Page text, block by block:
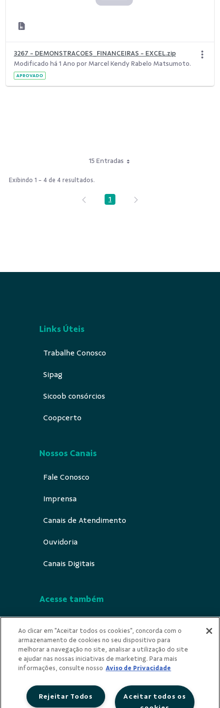
3267 - DEMONSTRACOES_FINANCEIRAS - EXCEL.zip
Modificado há 1 Ano por Marcel Kendy Rabelo Matsumoto.
APROVADO
15 Entradas
Exibindo 1 - 4 de 4 resultados.
Página
1
Links Úteis
Trabalhe Conosco
Sipag
Sicoob consórcios
Coopcerto
Nossos Canais
Fale Conosco
Imprensa
Canais de Atendimento
Ouvidoria
Canais Digitais
Acesse também
Indícios de Ilicitude
Privacidade
Ao clicar em "Aceitar todos os cookies", concorda com o
armazenamento de cookies no seu dispositivo para
melhorar a navegação no site, analisar a utilização do site
e ajudar nas nossas iniciativas de marketing. Para mais
informações, consulte nosso Aviso de Privacidade
Aceitar todos os
Rejeitar Todos